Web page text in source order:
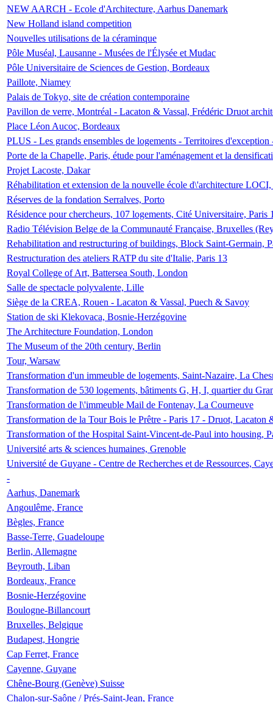
NEW AARCH - Ecole d'Architecture, Aarhus Danemark
New Holland island competition
Nouvelles utilisations de la céraminque
Pôle Muséal, Lausanne - Musées de l'Élysée et Mudac
Pôle Universitaire de Sciences de Gestion, Bordeaux
Paillote, Niamey
Palais de Tokyo, site de création contemporaine
Pavillon de verre, Montréal - Lacaton & Vassal, Frédéric Druot
Place Léon Aucoc, Bordeaux
PLUS - Les grands ensembles de logements - Territoires
Porte de la Chapelle, Paris, étude pour l'aménagement et la
Projet Lacoste, Dakar
Réhabilitation et extension de la nouvelle école d\'architecture
Réserves de la fondation Serralves, Porto
Résidence pour chercheurs, 107 logements, Cité Universitaire, Paris
Radio Télévision Belge de la Communauté Française, Bruxelles
Rehabilitation and restructuring of buildings, Block Saint-Germain,
Restructuration des ateliers RATP du site d'Italie, Paris 13
Royal College of Art, Battersea South, London
Salle de spectacle polyvalente, Lille
Siège de la CREA, Rouen - Lacaton & Vassal, Puech & Savoy
Station de ski Klekovaca, Bosnie-Herzégovine
The Architecture Foundation, London
The Museum of the 20th century, Berlin
Tour, Warsaw
Transformation d'un immeuble de logements, Saint-Nazaire, La
Transformation de 530 logements, bâtiments G, H, I, quartier du
Transformation de l\'immeuble Mail de Fontenay, La Courneuve
Transformation de la Tour Bois le Prêtre - Paris 17 - Druot, Lacaton
Transformation of the Hospital Saint-Vincent-de-Paul into housing,
Université arts & sciences humaines, Grenoble
Université de Guyane - Centre de Recherches et de Ressources,
-
Aarhus, Danemark
Angoulême, France
Bègles, France
Basse-Terre, Guadeloupe
Berlin, Allemagne
Beyrouth, Liban
Bordeaux, France
Bosnie-Herzégovine
Boulogne-Billancourt
Bruxelles, Belgique
Budapest, Hongrie
Cap Ferret, France
Cayenne, Guyane
Chêne-Bourg (Genève) Suisse
Chalon-sur-Saône / Prés-Saint-Jean, France